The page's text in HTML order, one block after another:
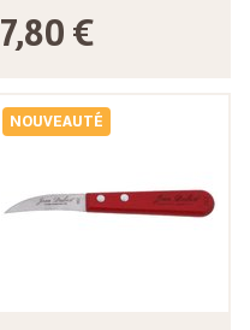
7,80 €
NOUVEAUTÉ